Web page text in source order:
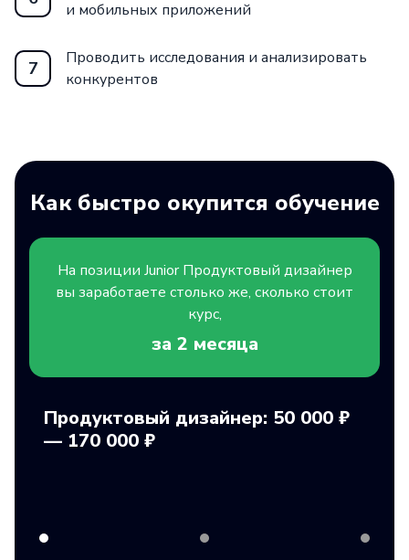
и мобильных приложений
7
Проводить исследования и анализировать
конкурентов
Как быстро окупится обучение
На позиции JuniorПродуктовый дизайнер
вы заработаете столько же, сколько стоит
курс,
за 2 месяца
Продуктовый дизайнер: 50 000 ₽
— 170 000 ₽